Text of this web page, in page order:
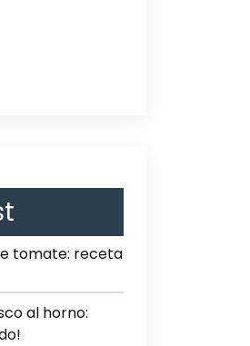
tomate: receta
al horno: